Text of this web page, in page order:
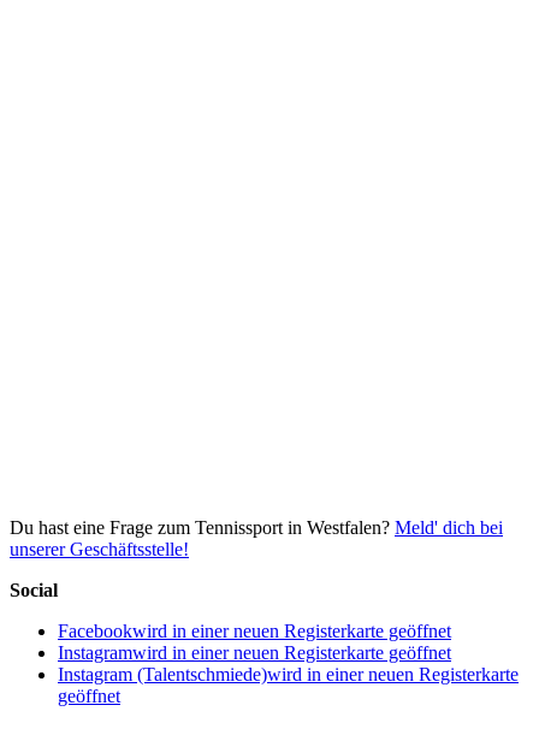
Du hast eine Frage zum Tennissport in Westfalen? Meld' dich bei
unserer Geschäftsstelle!
Social
Facebookwird in einer neuen Registerkarte geöffnet
Instagramwird in einer neuen Registerkarte geöffnet
Instagram (Talentschmiede)wird in einer neuen Registerkarte
geöffnet